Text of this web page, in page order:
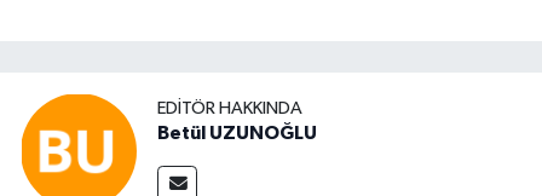
EDITÖR HAKKINDA
Betül UZUNOĞLU